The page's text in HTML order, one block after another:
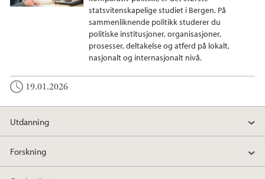
statsvitenskapelige studiet i Bergen. På
sammenliknende politikk studerer du
politiske institusjoner, organisasjoner,
prosesser, deltakelse og atferd på lokalt,
nasjonalt og internasjonalt nivå.
19.01.2026
Utdanning
Forskning